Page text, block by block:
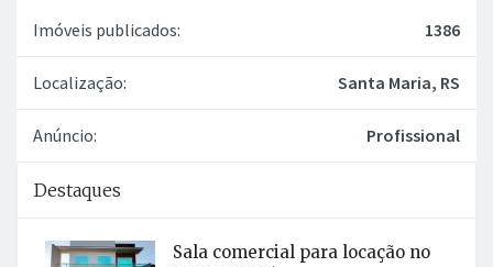
Sala comercial para locação no
JOINVILLE, SC
Dicas de segurança para o negócio